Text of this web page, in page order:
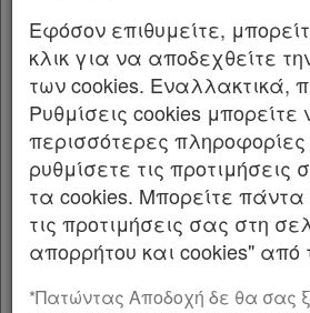
Χρήσιμα
Assistant
απόφαση.
Ο ΔΗΜΑΡΧΟΣ ΛΥΚΟΒΡΥΣΗΣ
Γνωστοποιεί ότι για την
απαλλοτρίωσης λόγω
που περικλείεται από τις
Χαράς, Ούλωφ Πάλμε και
εγκεκριμένου σχεδίου
και με εντολή του Πράσινου
Εφόσον επιθυμείτε,
κλικ για να αποδεχθείτε
των cookies. Εναλλακτικά,
Ρυθμίσεις cookies μπορείτε
περισσότερες
ρυθμίσετε τις προτιμήσεις
τα cookies. Μπορείτε
τις προτιμήσεις σας στη
απορρήτου και cookies" από
*Πατώντας Αποδοχή δε θα σας